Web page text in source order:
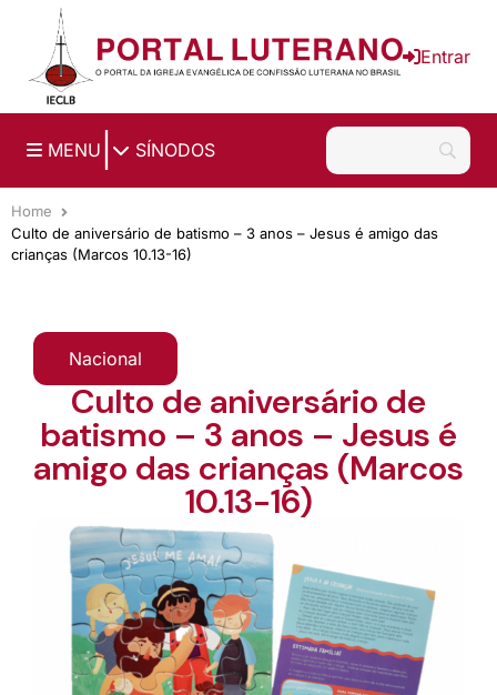
Ir para o conteúdo principal
Entrar
MENU SÍNODOS
Home
Culto de aniversário de batismo – 3 anos – Jesus é amigo das
crianças (Marcos 10.13-16)
Nacional
Culto de aniversário de
batismo – 3 anos – Jesus é
amigo das crianças (Marcos
10.13-16)